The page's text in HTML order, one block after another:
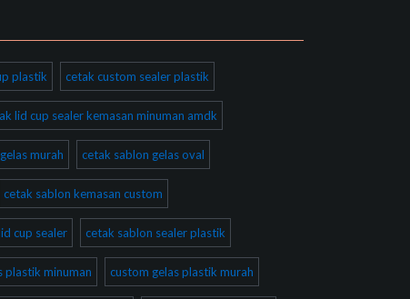
plastik cetak custom sealer plastik
lid cup sealer kemasan minuman amdk
murah cetak sablon gelas oval
cetak sablon kemasan custom
cup sealer cetak sablon sealer plastik
plastik minuman custom gelas plastik murah